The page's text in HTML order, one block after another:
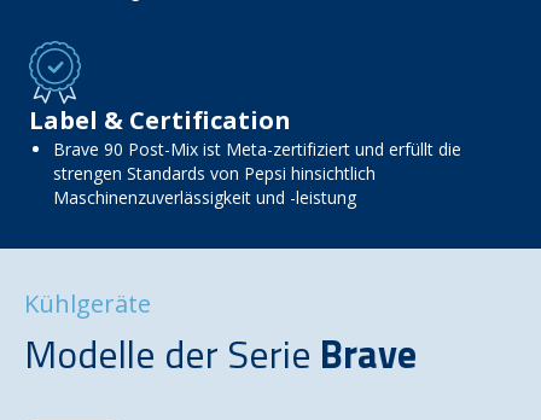
Label & Certification
Brave 90 Post-Mix ist Meta-zertifiziert und erfüllt die
strengen Standards von Pepsi hinsichtlich
Maschinenzuverlässigkeit und -leistung
Kühlgeräte
Modelle der Serie Brave